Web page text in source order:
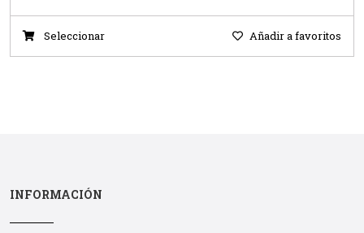
Seleccionar Añadir a favoritos
INFORMACIÓN